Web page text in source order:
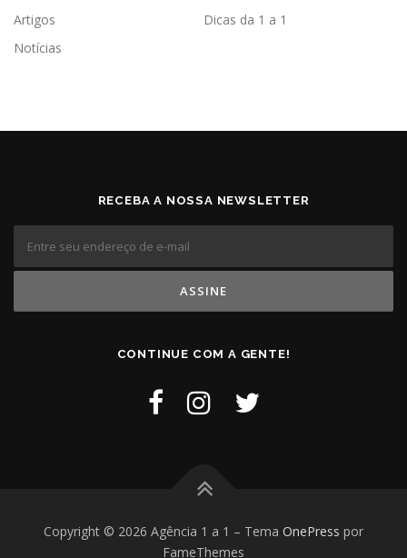
Artigos
Dicas da 1 a 1
Notícias
RECEBA A NOSSA NEWSLETTER
CONTINUE COM A GENTE!
Copyright © 2026 Agência 1 a 1 – Tema OnePress por
FameThemes